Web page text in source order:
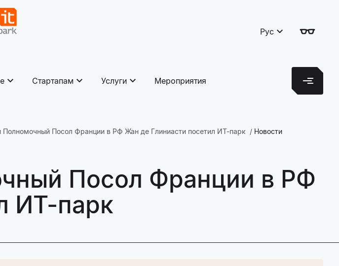
Рус
Стартапам Услуги Мероприятия
Полномочный Посол Франции в РФ Жан де Глиниасти посетил ИТ-парк Новости
Посол Франции в РФ
ИТ-парк